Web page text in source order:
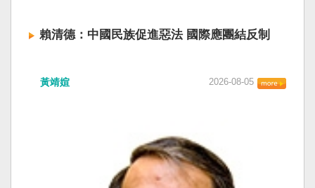
史就會是另一種局面，與台灣無關。台灣沒有中
四五年八一五台灣獨立了，台灣會成為東亞漢字
客家話、原住民各族語也不會被壓迫。 如果一九
四五年八一五台灣獨立了，台灣早已是聯合國會
員國，也不至於迄今仍以國體不明的身分爭取加
賴清德：中國民族促進惡法 國際應團結反制
「民族團結進步促進法」對各國人民進行政治審
統賴清德昨日於凱達格蘭論壇致詞表示，中國的
「民促法」不僅侵害台灣主權，更透過跨國鎮
壓，對世界各國人民進行政治審查、製造寒蟬效
應，是國際社會應該團結反制的惡法；台灣不會
黃靖媗 2026-08-05